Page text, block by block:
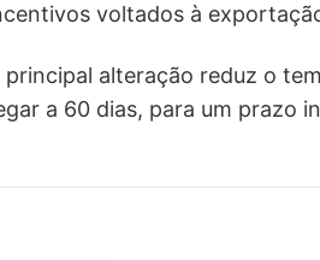
voltados à
principal alteração reduz o
a 60 dias, para um prazo